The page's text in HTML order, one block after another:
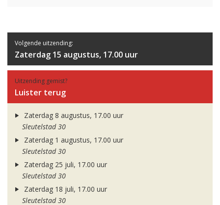
Volgende uitzending:
Zaterdag 15 augustus, 17.00 uur
Uitzending gemist?
Luister terug
Zaterdag 8 augustus, 17.00 uur
Sleutelstad 30
Zaterdag 1 augustus, 17.00 uur
Sleutelstad 30
Zaterdag 25 juli, 17.00 uur
Sleutelstad 30
Zaterdag 18 juli, 17.00 uur
Sleutelstad 30